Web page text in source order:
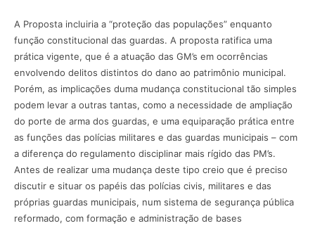
A Proposta incluiria a “proteção das populações” enquanto
função constitucional das guardas. A proposta ratifica uma
prática vigente, que é a atuação das GM’s em ocorrências
envolvendo delitos distintos do dano ao patrimônio municipal.
Porém, as implicações duma mudança constitucional tão simples
podem levar a outras tantas, como a necessidade de ampliação
do porte de arma dos guardas, e uma equiparação prática entre
as funções das polícias militares e das guardas municipais – com
a diferença do regulamento disciplinar mais rígido das PM’s.
Antes de realizar uma mudança deste tipo creio que é preciso
discutir e situar os papéis das polícias civis, militares e das
próprias guardas municipais, num sistema de segurança pública
reformado, com formação e administração de bases